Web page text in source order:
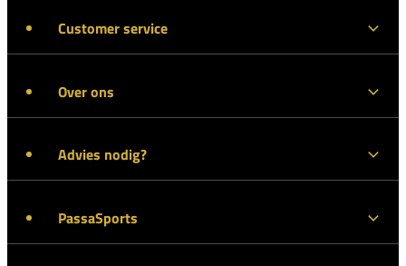
Customer service
Over ons
Advies nodig?
PassaSports